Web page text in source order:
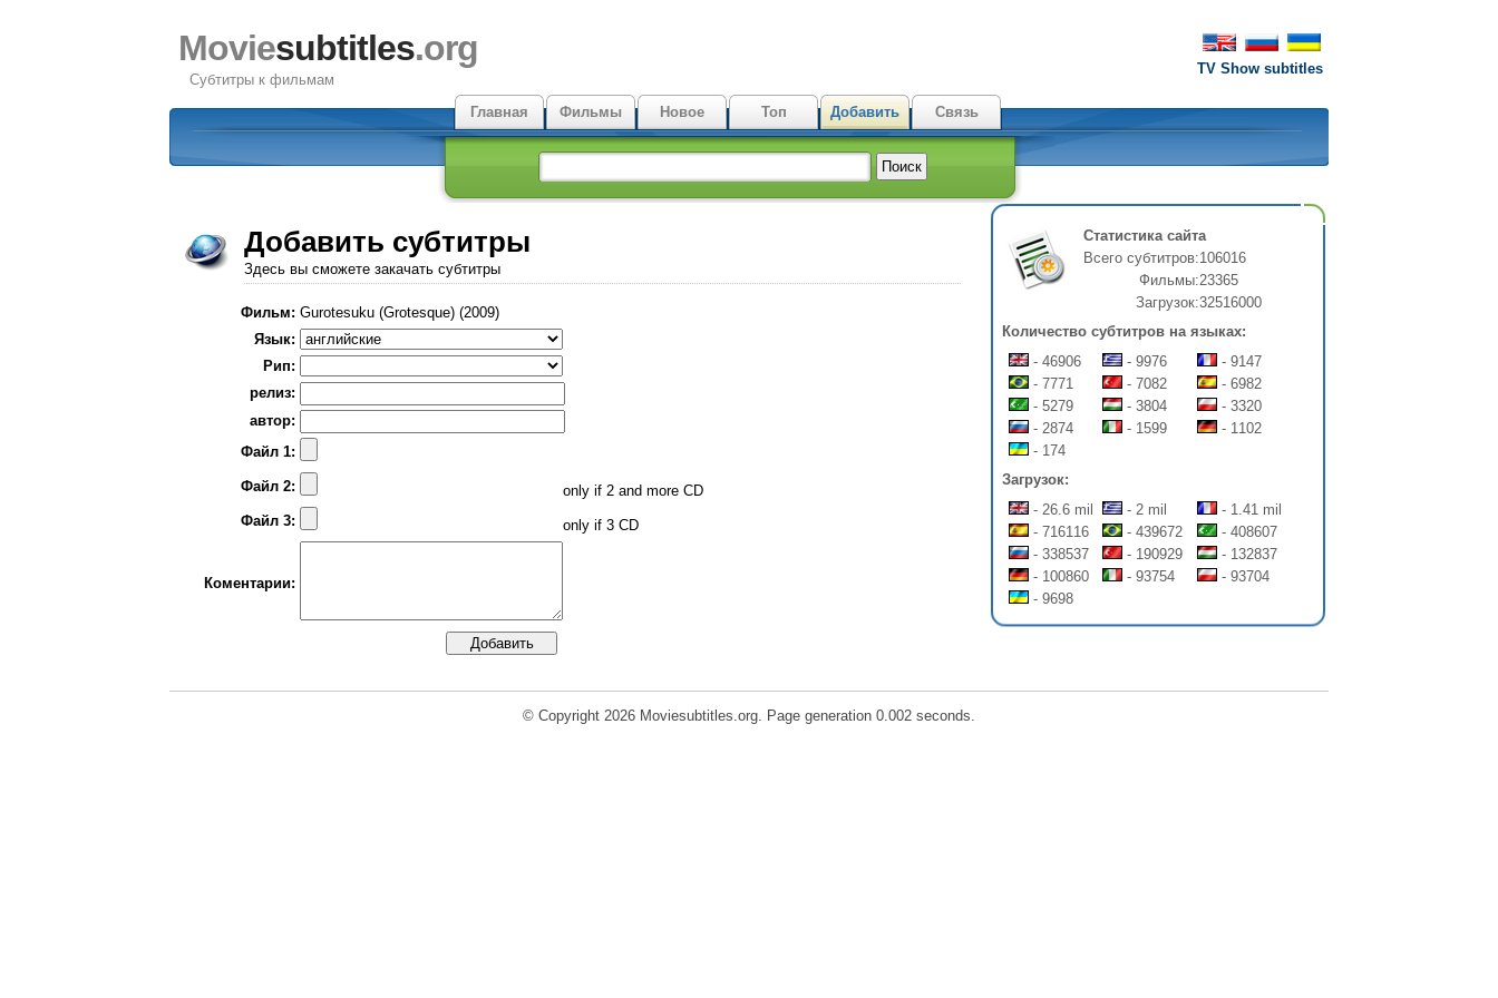
TV Show subtitles
Moviesubtitles.org
Субтитры к фильмам
Главная
Фильмы Новое Топ Добавить Связь
Добавить субтитры
Здесь вы сможете закачать субтитры
Фильм: Gurotesuku (Grotesque) (2009)
Язык:
Рип:
релиз:
автор:
Файл 1:
Файл 2:
only if 2 and more CD
Файл 3:
only if 3 CD
Коментарии:
Статистика сайта
Всего субтитров:106016
Фильмы:23365
Загрузок:32516000
Количество субтитров на языках:
- 46906
- 9976
- 9147
- 7771
- 7082
- 6982
- 5279
- 3804
- 3320
- 2874
- 1599
- 1102
- 174
Загрузок:
- 26.6 mil
- 2 mil
- 1.41 mil
- 716116
- 439672
- 408607
- 338537
- 190929
- 132837
- 100860
- 93754
- 93704
- 9698
© Copyright 2026 Moviesubtitles.org. Page generation 0.002 seconds.